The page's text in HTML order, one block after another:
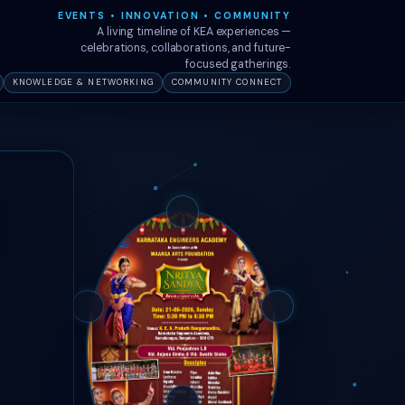
EVENTS • INNOVATION • COMMUNITY
A living timeline of KEA experiences —
celebrations, collaborations, and future-
focused gatherings.
KNOWLEDGE & NETWORKING COMMUNITY CONNECT
🎉